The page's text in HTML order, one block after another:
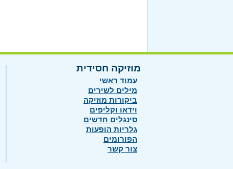
מוזיקה חסידית
עמוד ראשי
מילים לשירים
ביקורות מוזיקה
וידאו וקליפים
סינגלים חדשים
גלריות הופעות
הפורומים
צור קשר